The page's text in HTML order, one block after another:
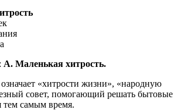
А. Маленькая хитрость.
«хитрости жизни», «народную
совет, помогающий решать бытовые
тем самым время.